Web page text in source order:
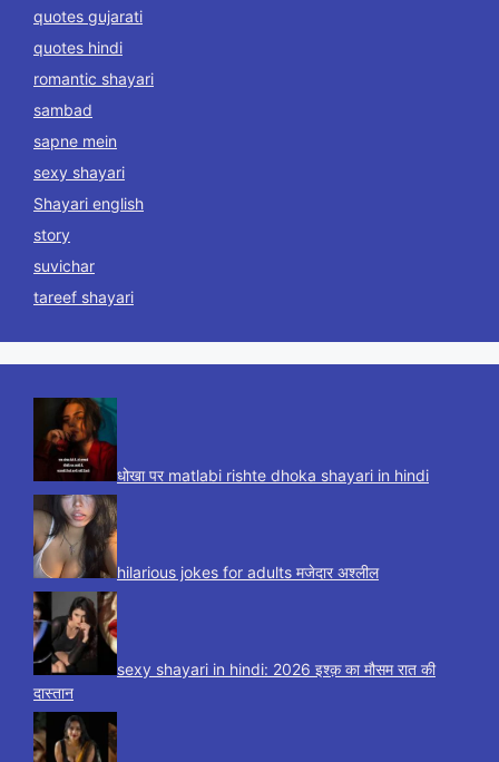
quotes gujarati
quotes hindi
romantic shayari
sambad
sapne mein
sexy shayari
Shayari english
story
suvichar
tareef shayari
धोखा पर matlabi rishte dhoka shayari in hindi
hilarious jokes for adults मजेदार अश्लील
sexy shayari in hindi: 2026 इश्क़ का मौसम रात की
दास्तान